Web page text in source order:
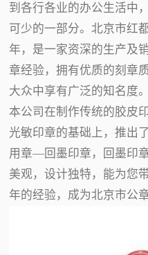
到各行各业的办公生活中
可少的一部分。北京市红
年，是一家资深的生产及
章经验，拥有优质的刻章
大众中享有广泛的知名度。
本公司在制作传统的胶皮
光敏印章的基础上，推出
用章—回墨印章，回墨印
美观，设计独特，能为您
年的经验，成为北京市公